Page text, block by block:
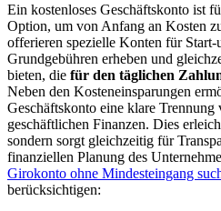
Ein kostenloses Geschäftskonto ist
Option, um von Anfang an Kosten
offerieren spezielle Konten für Start-
Grundgebühren erheben und
bieten, die für den täglichen
Neben den Kosteneinsparungen
Geschäftskonto eine klare Trennung
geschäftlichen Finanzen. Dies
sondern sorgt gleichzeitig für
finanziellen Planung des
Girokonto ohne Mindesteingang
berücksichtigen: